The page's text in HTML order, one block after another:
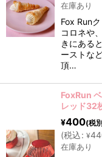
在庫あり
Fox Run
コロネや
きにある
ーストな
頂…
FoxRun
レッド32
¥400(税
(税込: ¥
在庫あり